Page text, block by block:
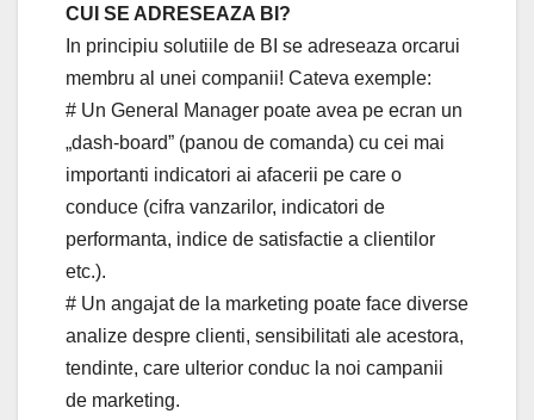
CUI SE ADRESEAZA BI?
In principiu solutiile de BI se adreseaza orcarui
membru al unei companii! Cateva exemple:
# Un General Manager poate avea pe ecran un
„dash-board” (panou de comanda) cu cei mai
importanti indicatori ai afacerii pe care o
conduce (cifra vanzarilor, indicatori de
performanta, indice de satisfactie a clientilor
etc.).
# Un angajat de la marketing poate face diverse
analize despre clienti, sensibilitati ale acestora,
tendinte, care ulterior conduc la noi campanii
de marketing.